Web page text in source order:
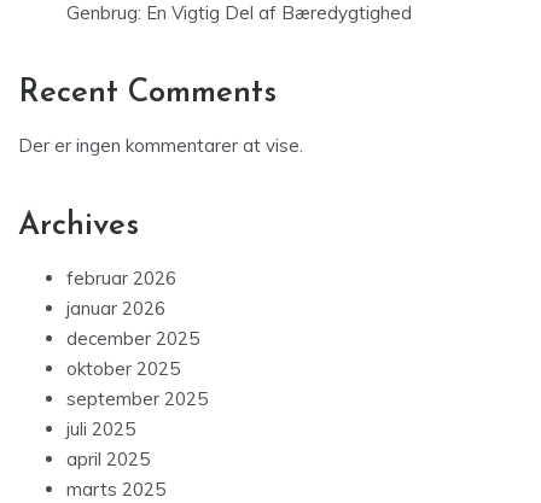
Genbrug: En Vigtig Del af Bæredygtighed
Recent Comments
Der er ingen kommentarer at vise.
Archives
februar 2026
januar 2026
december 2025
oktober 2025
september 2025
juli 2025
april 2025
marts 2025